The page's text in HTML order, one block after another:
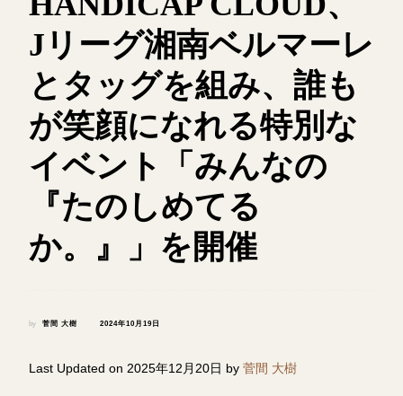
Jリーグ湘南ベルマーレ
とタッグを組み、誰も
が笑顔になれる特別な
イベント「みんなの
『たのしめてる
か。』」を開催
by 菅間 大樹 2024年10月19日
Last Updated on 2025年12月20日 by 菅間 大樹